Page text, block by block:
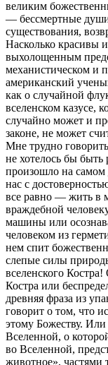
великим
— бессмертные
существования,
Насколько красивы
выхолощенным
механистическом и
американский
как о случайной
вселенском казусе,
случайно может и
законе, не может
Мне трудно
не хотелось бы быть
произошло на
нас с
все равно — жить в
враждебной
машины или
человеком из
нем спит
слепые силы
вселенского
Костра или
древняя фраза из
говорит о том, что
этому Божеству.
Вселенной, о
во Вселенной,
животное», частями